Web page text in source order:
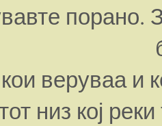
порано.
веруваа и
низ кој